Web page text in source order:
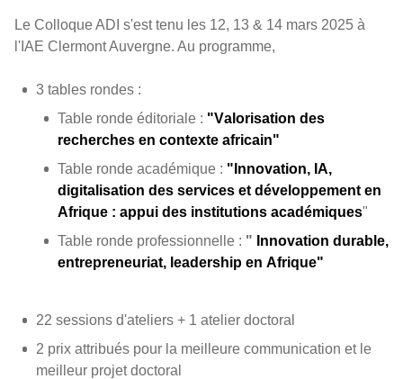
Le Colloque ADI s'est tenu les 12, 13 & 14 mars 2025 à
l'IAE Clermont Auvergne. Au programme,
3 tables rondes :
Table ronde éditoriale : "Valorisation des
recherches en contexte africain"
Table ronde académique : "Innovation, IA,
digitalisation des services et développement en
Afrique : appui des institutions académiques"
Table ronde professionnelle : " Innovation durable,
entrepreneuriat, leadership en Afrique"
22 sessions d'ateliers + 1 atelier doctoral
2 prix attribués pour la meilleure communication et le
meilleur projet doctoral